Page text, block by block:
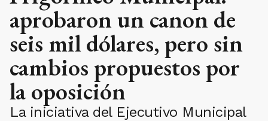
aprobaron un canon de
seis mil dólares, pero sin
cambios propuestos por
la oposición
La iniciativa del Ejecutivo Municipal